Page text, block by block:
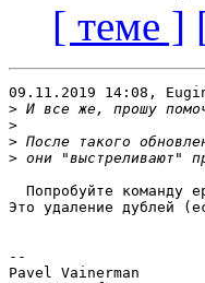
[ теме ]
09.11.2019 14:08,
>
>
>
>
Попробуйте команду
Это удаление дублей
--
Pavel Vainerman